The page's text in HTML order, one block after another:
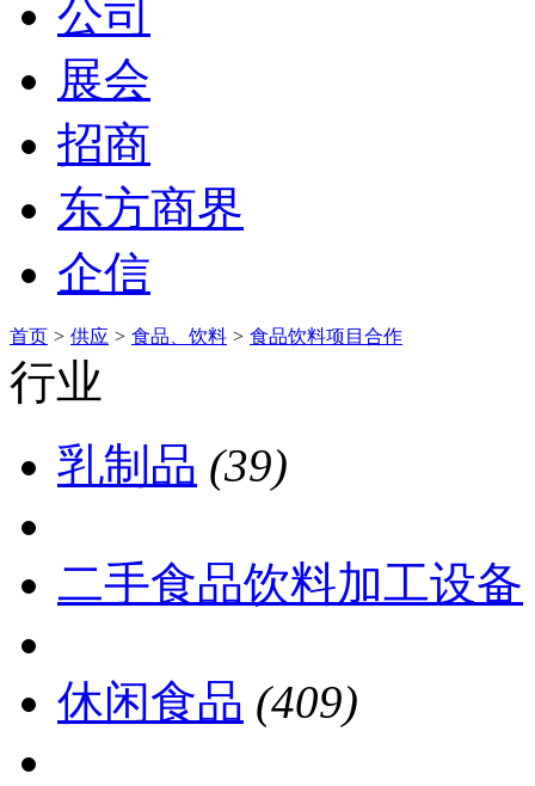
公司
展会
招商
东方商界
企信
首页 > 供应 > 食品、饮料 > 食品饮料项目合作
行业
乳制品 (39)
二手食品饮料加工设备
休闲食品 (409)